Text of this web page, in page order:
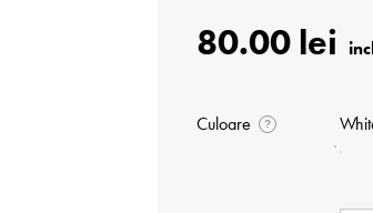
80.00 lei
Culoare ?